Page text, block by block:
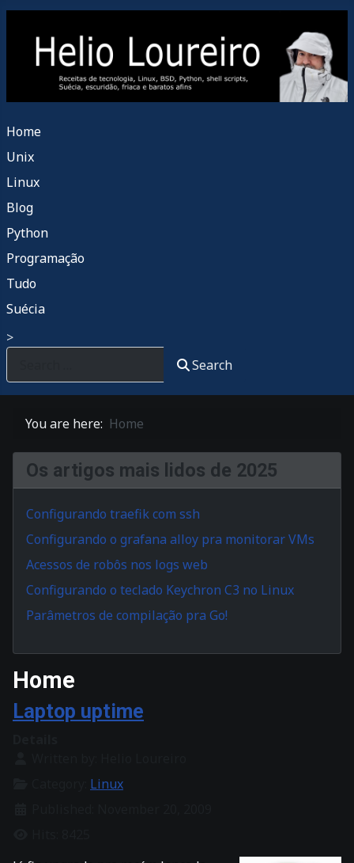
Home
Unix
Linux
Blog
Python
Programação
Tudo
Suécia
>
Search
You are here: Home
Os artigos mais lidos de 2025
Configurando traefik com ssh
Configurando o grafana alloy pra monitorar VMs
Acessos de robôs nos logs web
Configurando o teclado Keychron C3 no Linux
Parâmetros de compilação pra Go!
Home
Laptop uptime
Linux